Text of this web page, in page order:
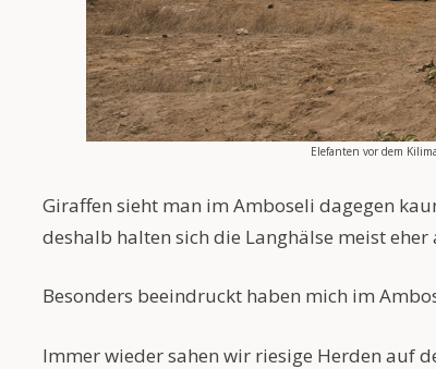
Elefanten vor dem
Giraffen sieht man im Amboseli dagegen
deshalb halten sich die Langhälse meist
Besonders beeindruckt haben mich im
Immer wieder sahen wir riesige Herden auf